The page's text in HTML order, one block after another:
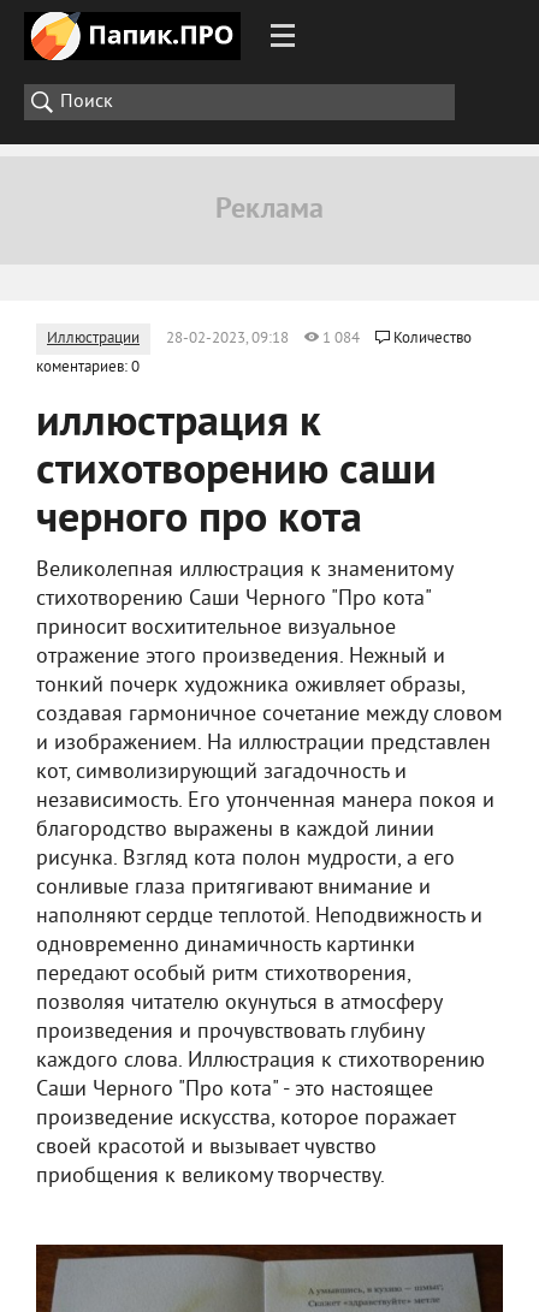
Иллюстрации 28-02-2023, 09:18 1 084
Количество
коментариев: 0
иллюстрация к
стихотворению саши
черного про кота
Великолепная иллюстрация к знаменитому
стихотворению Саши Черного "Про кота"
приносит восхитительное визуальное
отражение этого произведения. Нежный и
тонкий почерк художника оживляет образы,
создавая гармоничное сочетание между словом
и изображением. На иллюстрации представлен
кот, символизирующий загадочность и
независимость. Его утонченная манера покоя и
благородство выражены в каждой линии
рисунка. Взгляд кота полон мудрости, а его
сонливые глаза притягивают внимание и
наполняют сердце теплотой. Неподвижность и
одновременно динамичность картинки
передают особый ритм стихотворения,
позволяя читателю окунуться в атмосферу
произведения и прочувствовать глубину
каждого слова. Иллюстрация к стихотворению
Саши Черного "Про кота" - это настоящее
произведение искусства, которое поражает
своей красотой и вызывает чувство
приобщения к великому творчеству.